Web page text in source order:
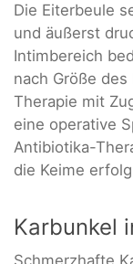
Die Eiterbeule
und äußerst
Intimbereich
nach Größe
Therapie mit
eine operative
Antibiotika-
die Keime
Karbunkel
Schmerzhafte